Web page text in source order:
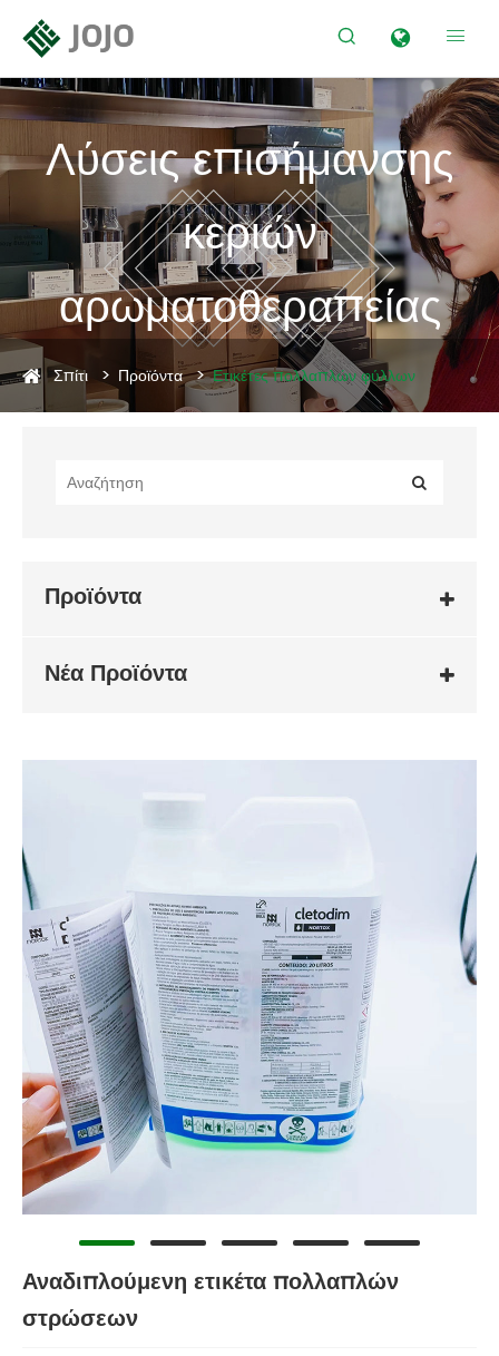
 
Λύσεις επισήμανσης
κεριών
αρωματοθεραπείας
Σπίτι Προϊόντα Ετικέτες πολλαπλών φύλλων
Προϊόντα
Νέα Προϊόντα
Αναδιπλούμενη ετικέτα πολλαπλών
στρώσεων